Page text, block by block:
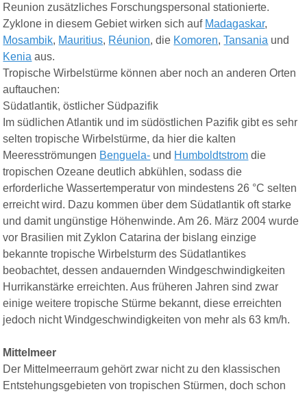
Reunion zusätzliches Forschungspersonal stationierte.
Zyklone in diesem Gebiet wirken sich auf Madagaskar,
Mosambik, Mauritius, Réunion, die Komoren,Tansania und
Kenia aus.
Tropische Wirbelstürme können aber noch an anderen Orten
auftauchen:
Südatlantik, östlicher Südpazifik
Im südlichen Atlantik und im südöstlichen Pazifik gibt es sehr
selten tropische Wirbelstürme, da hier die kalten
Meeresströmungen Benguela- und Humboldtstrom die
tropischen Ozeane deutlich abkühlen, sodass die
erforderliche Wassertemperatur von mindestens 26 °C selten
erreicht wird. Dazu kommen über dem Südatlantik oft starke
und damit ungünstige Höhenwinde. Am 26. März 2004 wurde
vor Brasilien mit Zyklon Catarina der bislang einzige
bekannte tropische Wirbelsturm des Südatlantikes
beobachtet, dessen andauernden Windgeschwindigkeiten
Hurrikanstärke erreichten. Aus früheren Jahren sind zwar
einige weitere tropische Stürme bekannt, diese erreichten
jedoch nicht Windgeschwindigkeiten von mehr als 63 km/h.
Mittelmeer
Der Mittelmeerraum gehört zwar nicht zu den klassischen
Entstehungsgebieten von tropischen Stürmen, doch schon